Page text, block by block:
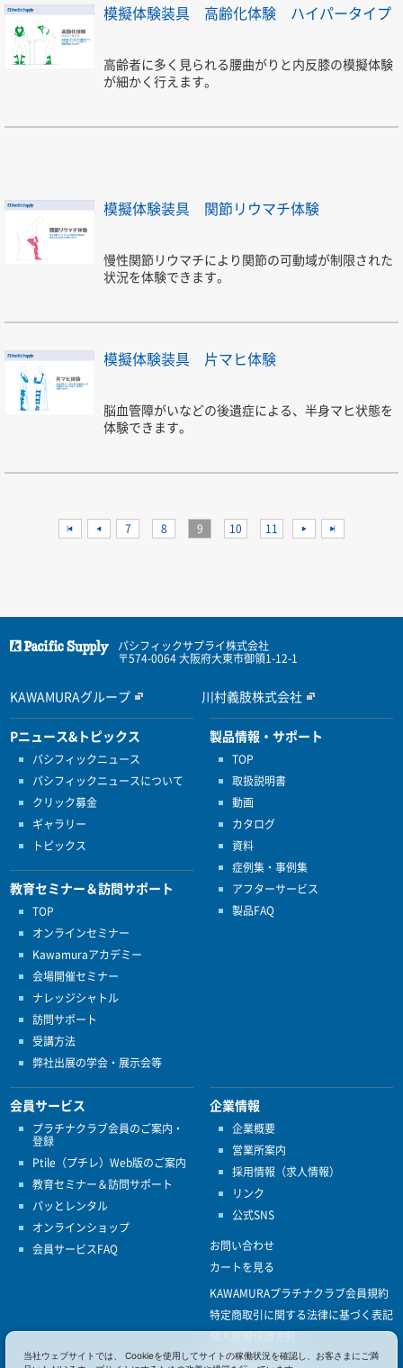
模擬体験装具 高齢化体験 ハイパータイプ
高齢者に多く見られる腰曲がりと内反膝の模擬体験
が細かく行えます。
模擬体験装具 関節リウマチ体験
慢性関節リウマチにより関節の可動域が制限された
状況を体験できます。
模擬体験装具 片マヒ体験
脳血管障がいなどの後遺症による、半身マヒ状態を
体験できます。
7 8 9 10 11
パシフィックサプライ株式会社
〒574-0064 大阪府大東市御領1-12-1
KAWAMURAグループ 川村義肢株式会社
Pニュース&トピックス
パシフィックニュース
パシフィックニュースについて
クリック募金
ギャラリー
トピックス
教育セミナー＆訪問サポート
TOP
オンラインセミナー
Kawamuraアカデミー
会場開催セミナー
ナレッジシャトル
訪問サポート
受講方法
弊社出展の学会・展示会等
製品情報・サポート
TOP
取扱説明書
動画
カタログ
資料
症例集・事例集
アフターサービス
製品FAQ
会員サービス
プラチナクラブ会員のご案内・
登録
Ptile（プチレ）Web版のご案内
教育セミナー＆訪問サポート
パッとレンタル
オンラインショップ
会員サービスFAQ
企業情報
企業概要
営業所案内
採用情報（求人情報）
リンク
公式SNS
お問い合わせ
カートを見る
KAWAMURAプラチナクラブ会員規約
特定商取引に関する法律に基づく表記
個人情報保護方針
ISO9001
当社ウェブサイトでは、 Cookieを使用してサイトの稼働状況を確認し、お客さまにご満